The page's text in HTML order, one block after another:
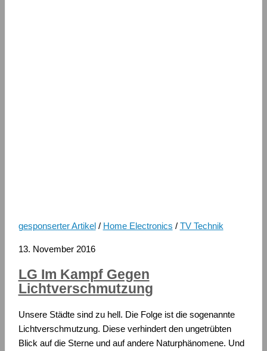
gesponserter Artikel / Home Electronics / TV Technik
13. November 2016
LG Im Kampf Gegen
Lichtverschmutzung
Unsere Städte sind zu hell. Die Folge ist die sogenannte
Lichtverschmutzung. Diese verhindert den ungetrübten
Blick auf die Sterne und auf andere Naturphänomene. Und